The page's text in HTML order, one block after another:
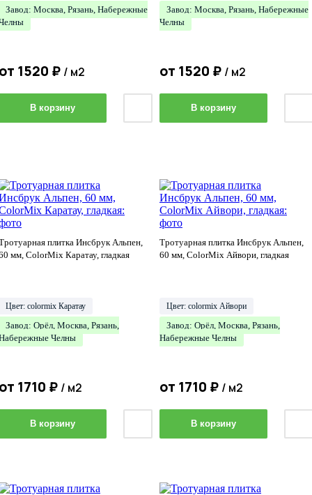
Завод: Москва, Рязань, Набережные
1520 ₽ / м2
В корзину
Завод: Москва, Рязань, Набережные
Челны
от 1520 ₽ / м2
В корзину
плитка Инсбрук Альпен,
мм, ColorMix Каратау, гладкая
Цвет: colormix Каратау
Завод: Орёл, Москва, Рязань,
Челны
1710 ₽ / м2
В корзину
Тротуарная плитка Инсбрук Альпен,
60 мм, ColorMix Айвори, гладкая
Цвет: colormix Айвори
Завод: Орёл, Москва, Рязань,
Набережные Челны
от 1710 ₽ / м2
В корзину